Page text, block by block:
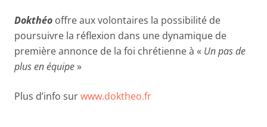
Dokthéo offre aux volontaires la possibilité de
poursuivre la réflexion dans une dynamique de
première annonce de la foi chrétienne à « Un pas de
plus en équipe»
Plus d’info surwww.doktheo.fr